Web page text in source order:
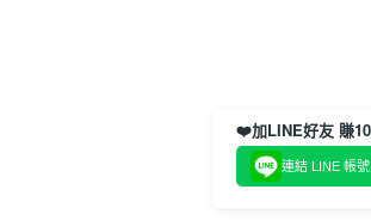
連結 LINE 帳號